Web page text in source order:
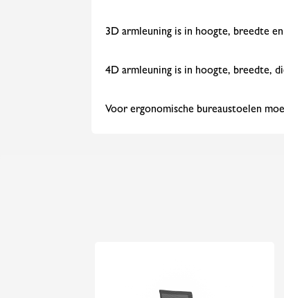
3D armleuning is in hoogte, breedte
4D armleuning is in hoogte, breedte,
Voor ergonomische bureaustoelen